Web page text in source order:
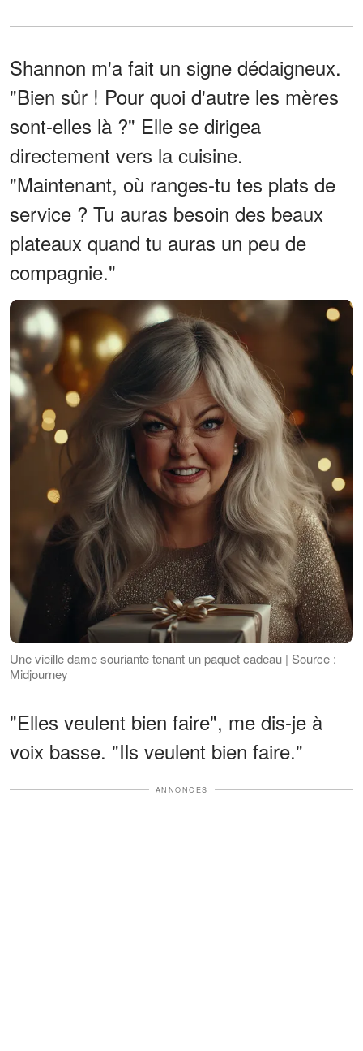
Shannon m'a fait un signe dédaigneux.
"Bien sûr ! Pour quoi d'autre les mères
sont-elles là ?" Elle se dirigea
directement vers la cuisine.
"Maintenant, où ranges-tu tes plats de
service ? Tu auras besoin des beaux
plateaux quand tu auras un peu de
compagnie."
Une vieille dame souriante tenant un paquet cadeau | Source :
Midjourney
"Elles veulent bien faire", me dis-je à
voix basse. "Ils veulent bien faire."
ANNONCES